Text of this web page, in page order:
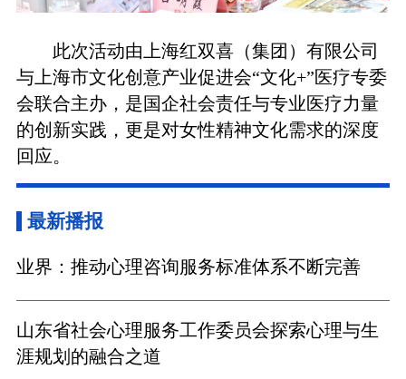
此次活动由上海红双喜（集团）有限公司
与上海市文化创意产业促进会“文化+”医疗专委
会联合主办，是国企社会责任与专业医疗力量
的创新实践，更是对女性精神文化需求的深度
回应。
最新播报
业界：推动心理咨询服务标准体系不断完善
山东省社会心理服务工作委员会探索心理与生
涯规划的融合之道